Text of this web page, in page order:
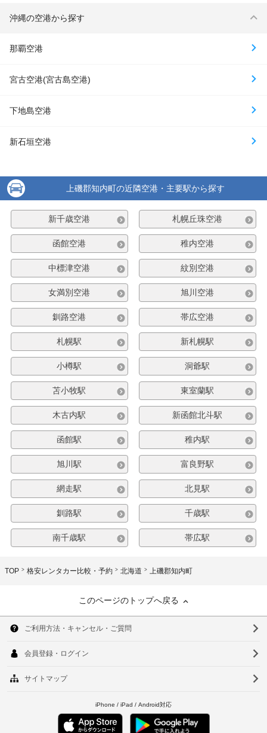
沖縄の空港から探す
那覇空港
宮古空港(宮古島空港)
下地島空港
新石垣空港
上磯郡知内町の近隣空港・主要駅から探す
新千歳空港 札幌丘珠空港
函館空港 稚内空港
中標津空港 紋別空港
女満別空港 旭川空港
釧路空港 帯広空港
札幌駅 新札幌駅
小樽駅 洞爺駅
苫小牧駅 東室蘭駅
木古内駅 新函館北斗駅
函館駅 稚内駅
旭川駅 富良野駅
網走駅 北見駅
釧路駅 千歳駅
南千歳駅 帯広駅
TOP 格安レンタカー比較・予約 北海道 上磯郡知内町
このページのトップへ戻る